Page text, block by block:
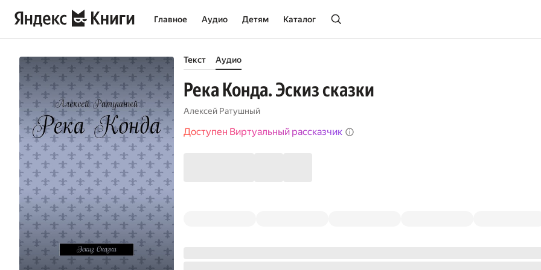
Главное Аудио Детям Каталог
Текст Аудио
Река Конда. Эскиз сказки
Алексей Ратушный
Доступен Виртуальный рассказчик